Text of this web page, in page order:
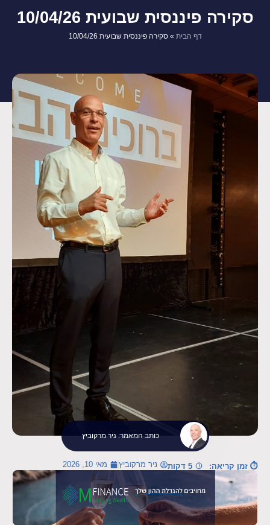
סקירה פיננסית שבועית 10/04/26
דף הבית »סקירה פיננסית שבועית 10/04/26
כותב המאמר: ניר מרקוביץ
⏱ זמן קריאה: ניר מרקוביץ מאי 10, 2026